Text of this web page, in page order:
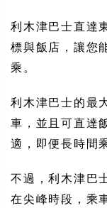
利木津巴士直達
標與飯店，讓您
乘。
利木津巴士的最
車，並且可直達
適，即便長時間
不過，利木津巴
在尖峰時段，乘